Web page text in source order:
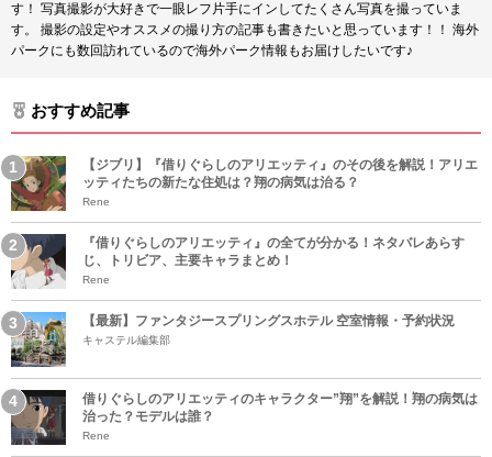
す！ 写真撮影が大好きで一眼レフ片手にインしてたくさん写真を撮っていま
す。 撮影の設定やオススメの撮り方の記事も書きたいと思っています！！ 海外
パークにも数回訪れているので海外パーク情報もお届けしたいです♪
おすすめ記事
【ジブリ】『借りぐらしのアリエッティ』のその後を解説！アリエ
ッティたちの新たな住処は？翔の病気は治る？
Rene
『借りぐらしのアリエッティ』の全てが分かる！ネタバレあらす
じ、トリビア、主要キャラまとめ！
Rene
【最新】ファンタジースプリングスホテル 空室情報・予約状況
キャステル編集部
借りぐらしのアリエッティのキャラクター”翔”を解説！翔の病気は
治った？モデルは誰？
Rene